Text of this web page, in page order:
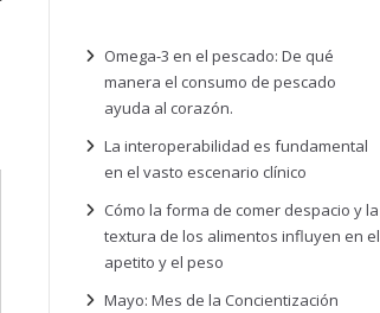
Omega-3 en el pescado: De qué
manera el consumo de pescado
ayuda al corazón.
La interoperabilidad es fundamental
en el vasto escenario clínico
Cómo la forma de comer despacio y la
textura de los alimentos influyen en el
apetito y el peso
Mayo: Mes de la Concientización